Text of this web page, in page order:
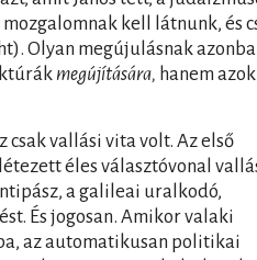
kell látnunk, és
Olyan megújulásnak
megújítására, hanem azok
csak vallási vita volt. Az első
éles választóvonal
a galileai uralkodó,
És jogosan. Amikor valaki
az automatikusan politikai